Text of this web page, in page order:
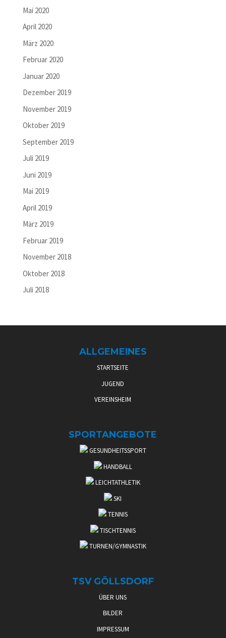
Mai 2020
April 2020
März 2020
Februar 2020
Januar 2020
Dezember 2019
November 2019
Oktober 2019
September 2019
Juli 2019
Juni 2019
Mai 2019
April 2019
März 2019
Februar 2019
November 2018
Oktober 2018
Juli 2018
ALLGEMEINES
STARTSEITE
JUGEND
VEREINSHEIM
SPORTANGEBOTE
GESUNDHEITSSPORT
HANDBALL
LEICHTATHLETIK
SKI
TENNIS
TISCHTENNIS
TURNEN/GYMNASTIK
TSV GÖLLSDORF
ÜBER UNS
BILDER
IMPRESSUM